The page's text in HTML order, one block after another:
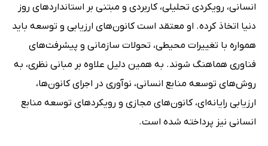
انسانی، رویکردی تحلیلی، کاربردی و مبتنی بر استانداردهای روز
دنیا اتخاذ کرده. او معتقد است کانون‌های ارزیابی و توسعه باید
همواره با تغییرات محیطی، تحولات سازمانی و پیشرفت‌های
فناوری هماهنگ شوند. به همین دلیل علاوه بر مبانی نظری، به
روش‌های توسعه منابع انسانی، نوآوری در اجرای کانون‌ها،
ارزیابی رایانه‌ای، کانون‌های مجازی و رویکردهای توسعه منابع
انسانی نیز پرداخته شده است.